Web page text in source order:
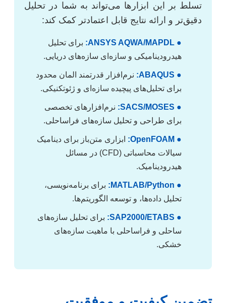
تسلط بر این ابزارها می‌تواند به شما در تحلیل
دقیق‌تر و ارائه نتایج قابل اعتمادتر کمک کند:
● ANSYS AQWA/MAPDL:
برای تحلیل
هیدرودینامیکی و سازه‌ای سازه‌های دریایی.
● ABAQUS:
نرم‌افزار قدرتمند المان محدود
برای تحلیل‌های پیچیده سازه‌ای و ژئوتکنیکی.
● SACS/MOSES:
نرم‌افزارهای تخصصی
برای طراحی و تحلیل سازه‌های فراساحلی.
● OpenFOAM:
ابزاری متن‌باز برای دینامیک
سیالات محاسباتی (CFD) در مسائل
هیدرودینامیک.
● MATLAB/Python:
برای برنامه‌نویسی،
تحلیل داده‌ها، و توسعه الگوریتم‌ها.
● SAP2000/ETABS:
برای تحلیل سازه‌های
ساحلی و فراساحلی با ماهیت سازه‌های
خشکی.